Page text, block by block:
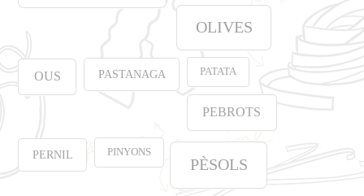
OLIVES
OUS PASTANAGA PATATA
PEBROTS
PERNIL PINYONS
PÈSOLS